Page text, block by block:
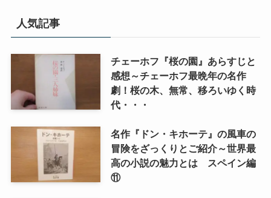
人気記事
チェーホフ『桜の園』あらすじと
感想～チェーホフ最晩年の名作
劇！桜の木、無常、移ろいゆく時
代・・・
名作『ドン・キホーテ』の風車の
冒険をざっくりとご紹介～世界最
高の小説の魅力とは スペイン編
⑪